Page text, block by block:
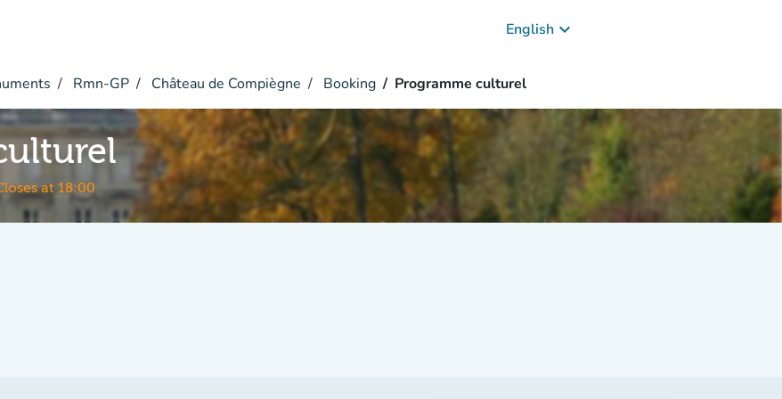
English keyboard_arrow_down
Rmn-GP Château de Compiègne Booking Programme culturel
at 18:00